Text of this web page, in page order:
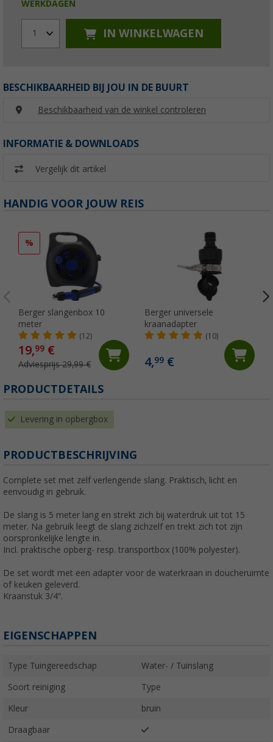
WERKDAGEN
1 IN WINKELWAGEN
BESCHIKBAARHEID BIJ JOU IN DE BUURT
Beschikbaarheid van de winkel controleren
INFORMATIE & DOWNLOADS
Vergelijk dit artikel
HANDIG VOOR JOUW REIS
%
Berger slangenbox 10
meter
(12)
19,99 €
Adviesprijs 29,99 €
Berger universele
kraanadapter
(10)
4,99€
PRODUCTDETAILS
Levering in opbergbox
PRODUCTBESCHRIJVING
Complete set met zelf verlengende slang. Praktisch, licht en
eenvoudig in gebruik.
De slang is 5 meter lang en strekt zich bij waterdruk uit tot 15
meter. Na gebruik leegt de slang zichzelf en trekt zich tot zijn
oorspronkelijke lengte in.
Incl. praktische opberg- resp. transportbox (100% polyester).
De set wordt met een adapter voor de waterkraan in doucheruimte
of keuken geleverd.
Kraanstuk 3/4“.
EIGENSCHAPPEN
Type Tuingereedschap Water- / Tuinslang
Soort reiniging Type
Kleur bruin
Draagbaar